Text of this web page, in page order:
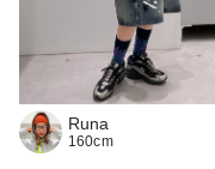
Runa
160cm